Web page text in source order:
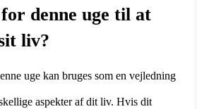
denne uge til at
liv?
uge kan bruges som en vejledning
aspekter af dit liv. Hvis dit